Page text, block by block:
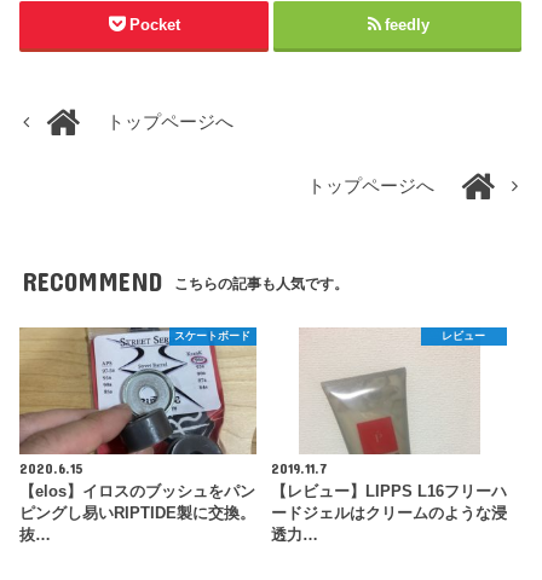
Pocket feedly
トップページへ
トップページへ
RECOMMEND こちらの記事も人気です。
スケートボード
2020.6.15
【elos】イロスのブッシュをパン
ピングし易いRIPTIDE製に交換。
抜…
レビュー
2019.11.7
【レビュー】LIPPS L16フリーハ
ードジェルはクリームのような浸
透力…